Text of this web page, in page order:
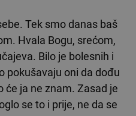
Tek smo danas baš
Hvala Bogu, srećom,
Bilo je bolesnih i
pokušavaju oni da dođu
će ja ne znam. Zasad je
se to i prije, ne da se